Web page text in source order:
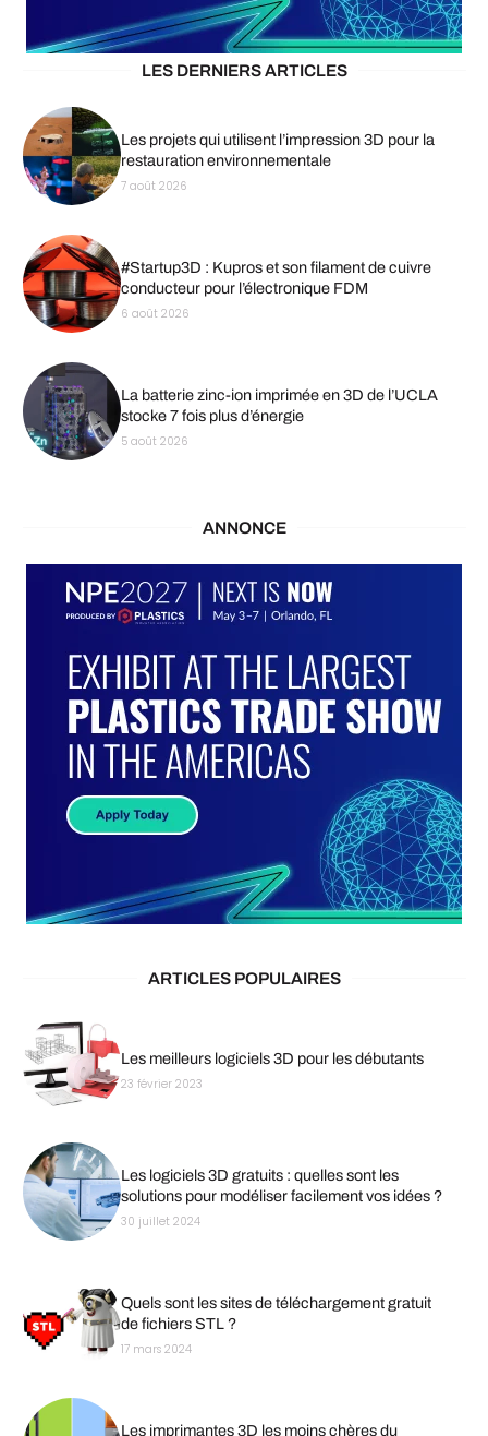
LES DERNIERS ARTICLES
Les projets qui utilisent l’impression 3D pour la
restauration environnementale
7 août 2026
#Startup3D : Kupros et son filament de cuivre
conducteur pour l’électronique FDM
6 août 2026
La batterie zinc-ion imprimée en 3D de l’UCLA
stocke 7 fois plus d’énergie
5 août 2026
ANNONCE
ARTICLES POPULAIRES
Les meilleurs logiciels 3D pour les débutants
23 février 2023
Les logiciels 3D gratuits : quelles sont les
solutions pour modéliser facilement vos idées ?
30 juillet 2024
Quels sont les sites de téléchargement gratuit
de fichiers STL ?
17 mars 2024
Les imprimantes 3D les moins chères du